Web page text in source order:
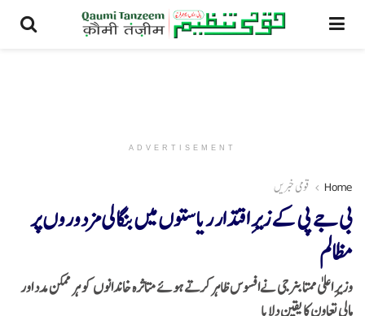
ADVERTISEMENT
Home قومی خبریں
بی جے پی کے زیرِ اقتدار ریاستوں میں بنگالی مزدوروں پر
مظالم
وزیرِ اعلیٰ ممتا بنرجی نےافسوس ظاہر کرتے ہوئے متاثرہ خاندانوں کو ہر ممکن مدد اور
مالی تعاون کا یقین دلایا